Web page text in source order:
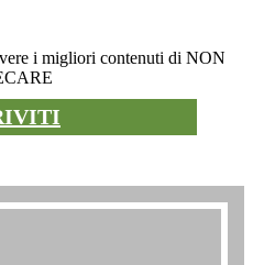
i migliori contenuti di NON